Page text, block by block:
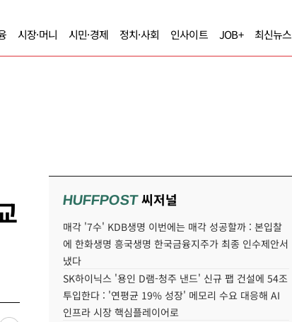
시장·머니 시민·경제 정치·사회 인사이트 JOB+ 최신뉴스
HUFFPOST씨저널
매각 '7수' KDB생명 이번에는 매각 성공할까 : 본입찰
에 한화생명 흥국생명 한국금융지주가 최종 인수제안서
냈다
SK하이닉스 '용인 D램-청주 낸드' 신규 팹 건설에 54조
투입한다 : '연평균 19% 성장' 메모리 수요 대응해 AI
인프라 시장 핵심플레이어로